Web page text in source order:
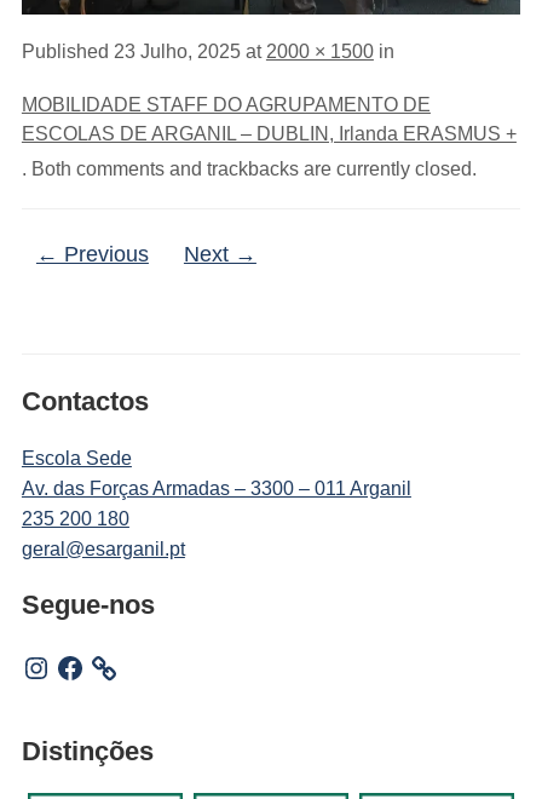
Published 23 Julho, 2025at 2000 × 1500in
MOBILIDADE STAFF DO AGRUPAMENTO DE
ESCOLAS DE ARGANIL – DUBLIN, Irlanda ERASMUS +
. Both comments and trackbacks are currently closed.
← Previous Next →
Contactos
Escola Sede
Av. das Forças Armadas – 3300 – 011 Arganil
235 200 180
geral@esarganil.pt
Segue-nos
Instagram
Facebook
Distinções